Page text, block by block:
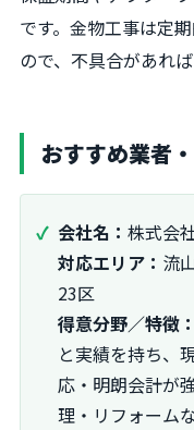
です。金物工事は定
ので、不具合があれ
おすすめ業者
会社名： 株式会
対応エリア： 流
23区
得意分野／特徴：
と実績を持ち、
応・明朗会計が
理・リフォーム